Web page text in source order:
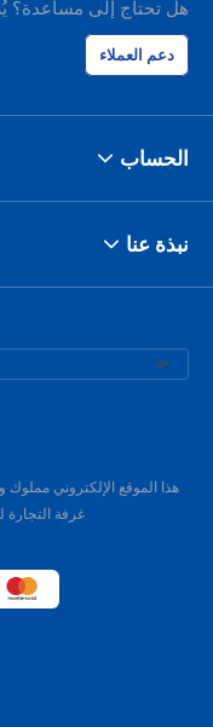
هل تحتاج إلى مساعدة؟
دعم العملاء
الحساب
نبذة عنا
غرفة التجارة